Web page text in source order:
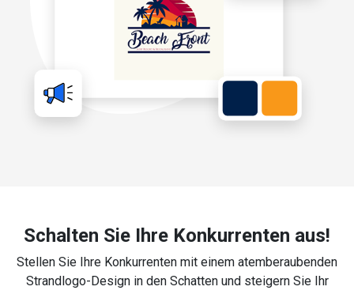
Schalten Sie Ihre Konkurrenten aus!
Stellen Sie Ihre Konkurrenten mit einem atemberaubenden
Strandlogo-Design in den Schatten und steigern Sie Ihr